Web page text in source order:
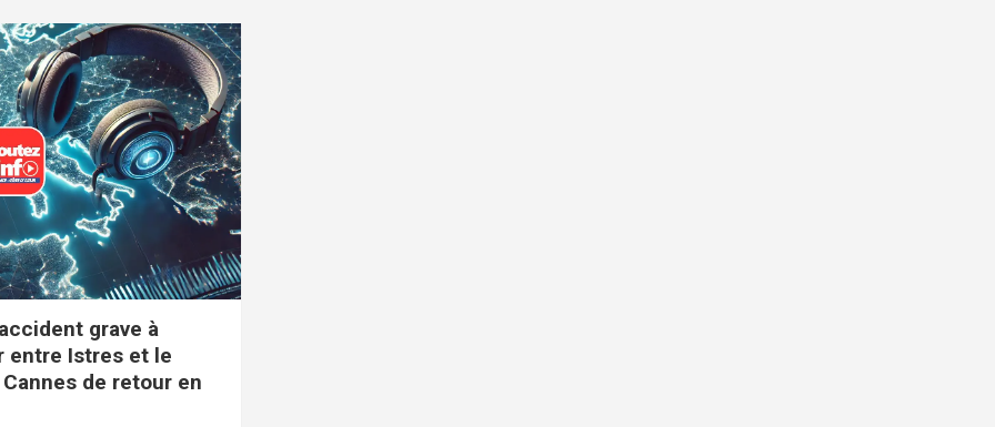
grave à
entre Istres et le
de retour en